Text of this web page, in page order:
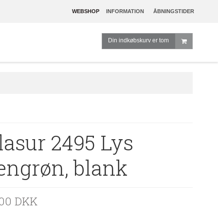
WEBSHOP INFORMATION ÅBNINGSTIDER
Din indkøbskurv er tom
2495 Lys
blank
DKK